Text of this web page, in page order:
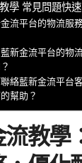
學 常見問題快
流平台的物流服
新金流平台的物
絡藍新金流平台
幫助？
流教學